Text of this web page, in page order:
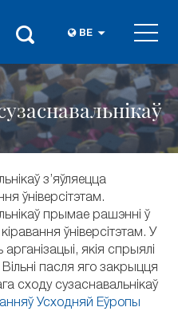
BE
з’яўляецца
ўніверсітэтам.
прымае рашэнні ў
ўніверсітэтам. У
якія спрыялі
пасля яго закрыцця
сходу сузаснавальнікаў
Усходняй Еўропы